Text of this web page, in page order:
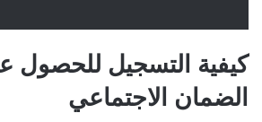
كيفية التسجيل
الضمان الاجتماعي